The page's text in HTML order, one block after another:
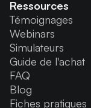
Ressources
Témoignages
Webinars
Simulateurs
Guide de l'achat
FAQ
Blog
Fiches pratiques